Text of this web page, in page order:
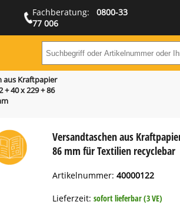
Fachberatung:
0800-33
77 006
aus Kraftpapier
40 x 229 + 86
Versandtaschen aus
86 mm für Textilien recyclebar
Artikelnummer:40000122
Lieferzeit:sofort lieferbar (3 VE)